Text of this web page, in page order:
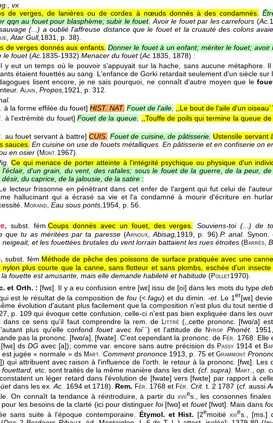
vx
de verges, de lanières ou de cordes à nœuds donnés à des condamnés.
qqn au fouet pour blasphème; subir le fouet. Avoir le fouet par les carrefours (Ac.
(...) a oublié l'affreuse distance que le fouet et la cruauté des colons
Atar Gull, 1831
, p. 38).
de verges donnés aux enfants. Donner le fouet à un enfant; mériter le fouet; avoir
le fouet(Ac. 1835-1932). Menacer du fouet(Ac. 1835, 1878) :
y eut un temps où le pouvoir s'appuyait sur la hache, sans aucune métaphore.
étaient fouettés au sang. L'enfance de Gorki retardait seulement d'un siècle sur
lisent encore, je ne sais pourquoi, ne connaît d'autre moyen que le
Alain Propos, 1921
, p. 312.
à la forme effilée du fouet] HIST. NAT. Fouet de l'aile. ,,Le bout de l'aile d'un
à l'extrémité du fouet] Fouet de la queue.
,,Touffe de poils qui termine la queue
au fouet servant à battre] CUIS. Fouet de cuisine, de pâtisserie. Ustensile servant
sauces. En cuisine on use de fouets métalliques. En pâtisserie et en confiserie on
en osier (Mont. 1967).
Ce qui menace de porter atteinte à l'intégrité psychique ou physique d'un
l'éclair, d'un grain, du vent, des rafales; sous le fouet de la guerre, de la peur,
du caprice, de la jalousie, de la satire :
lecteur frissonne en pénétrant dans cet enfer de l'argent qui fut celui de
hallucinant qui a écrasé sa vie et l'a condamné à mourir d'écriture en
Morand Eau sous ponts, 1954 , p. 56.
subst. fém. Coups donnés avec un fouet, des verges.
Souviens-toi (...) de
que tu as méritées par ta paresse(Arnoux,Abisag, 1919 , p. 96). P. anal. Synon.
neigeait, et les fouettées brutales du vent lorrain battaient les rues étroites (Barrès
subst. fém. Méthode de pêche des poissons de surface pratiquée avec une
nylon plus courte que la canne, sans flotteur et sans plombs, eschée d'un insecte
fouette est amusante, mais elle demande habileté et habitude (Pollet1970).
et Orth. : [fwε]. Il y a eu confusion entre [wε] issu de [oi] dans les mots du type
est le résultat de la composition de fou(<fagu) et du dimin. -et. Le 1er[wε]
évolution d'autant plus facilement que la composition n'est plus du tout sentie
p. 109 qui évoque cette confusion, celle-ci n'est pas bien expliquée dans les
dans ce sens qu'il faut comprendre la rem. de Littré (,,cette prononc. [fwɑ/a]
plus qu'elle confondfouetavecfoi``) et l'attitude de Nyrop Phonét.
pas la prononc. [fwɑ/a], [fwate]. C'est cependant la prononc. de Fér. 1768. Elle
ds DG avec [a]); comme var. encore sans autre précision ds Passy 1914 et
est jugée « normale » ds Mart.Comment prononce1913, p. 75 etGrammont
qui attribuent avec raison à l'influence de l'orth. le retour à la prononc. [fwε]. Les
fouettard, etc. sont traités de la même manière dans les dict. (cf. supra). Mart., op.
constatent un léger retard dans l'évolution de [fwate] vers [fwεte] par rapport à
dans les ex.Ac. 1694 et 1718). Rem. Fér. 1768 et Fér. Crit. t. 2 1787 (cf. aussi
On connaît la tendance à réintroduire, à partir du xviies., les consonnes
pour les besoins de la clarté (ici pour distinguerfoi[fwɑ] et fouet[fwɑt]. Mais dans
sans suite à l'époque contemporaine. Étymol. et Hist. [2emoitiéxiiies., [ms.]